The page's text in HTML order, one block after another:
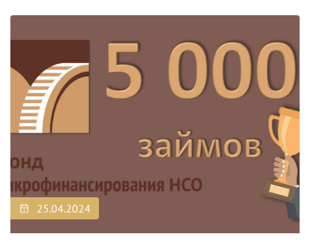
25.04.2024